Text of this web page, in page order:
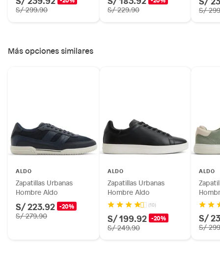
S/ 299.90 S/ 229.90 S/
Más opciones similares
ALDO
Zapatillas Urbanas
Hombre Aldo
S/ 223.92 -20%
S/ 279.90
ALDO
Zapatillas Urbanas
Hombre Aldo
(10)
S/ 199.92 -20%
S/ 249.90
ALDO
S/
S/